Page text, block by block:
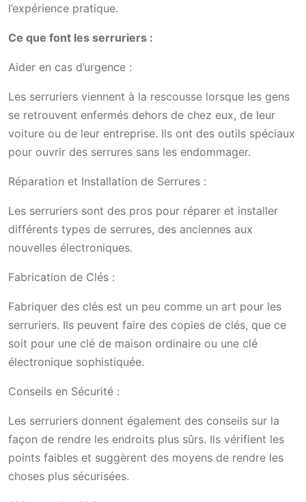
l’expérience pratique.
Ce que font les serruriers :
Aider en cas d’urgence :
Les serruriers viennent à la rescousse lorsque les gens
se retrouvent enfermés dehors de chez eux, de leur
voiture ou de leur entreprise. Ils ont des outils spéciaux
pour ouvrir des serrures sans les endommager.
Réparation et Installation de Serrures :
Les serruriers sont des pros pour réparer et installer
différents types de serrures, des anciennes aux
nouvelles électroniques.
Fabrication de Clés :
Fabriquer des clés est un peu comme un art pour les
serruriers. Ils peuvent faire des copies de clés, que ce
soit pour une clé de maison ordinaire ou une clé
électronique sophistiquée.
Conseils en Sécurité :
Les serruriers donnent également des conseils sur la
façon de rendre les endroits plus sûrs. Ils vérifient les
points faibles et suggèrent des moyens de rendre les
choses plus sécurisées.